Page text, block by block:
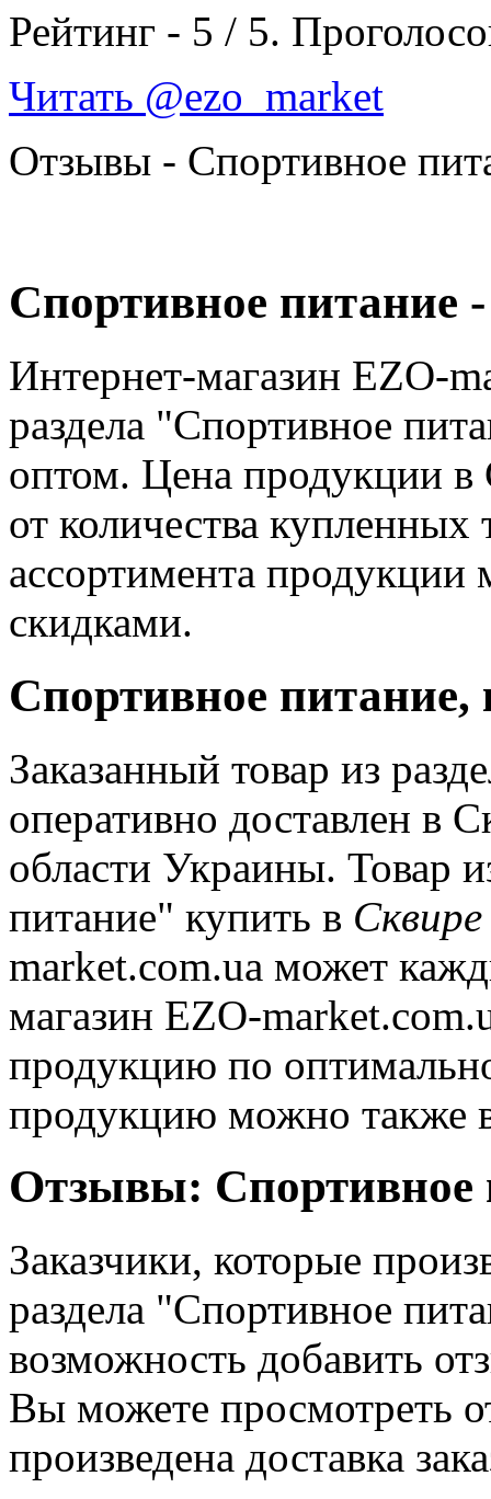
Рейтинг - 5 / 5.
Читать @ezo_market
Отзывы - Спортивное
Спортивное питание
Интернет-магазин EZO-
раздела "Спортивное
оптом. Цена продукции в
от количества купленных
ассортимента продукции
скидками.
Спортивное
Заказанный товар из
оперативно доставлен в
области Украины. Товар
питание" купить в Сквире
market.com.ua может
магазин EZO-
продукцию по
продукцию можно также
Отзывы: Спортивное
Заказчики, которые
раздела "Спортивное
возможность добавить
Вы можете просмотреть
произведена доставка